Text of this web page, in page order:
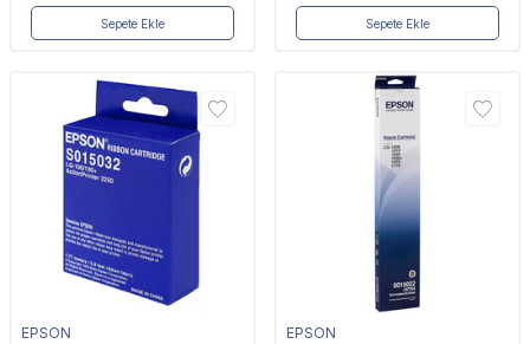
Sepete Ekle Sepete Ekle
EPSON
EPSON